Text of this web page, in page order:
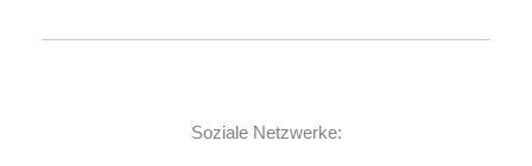
Soziale Netzwerke: